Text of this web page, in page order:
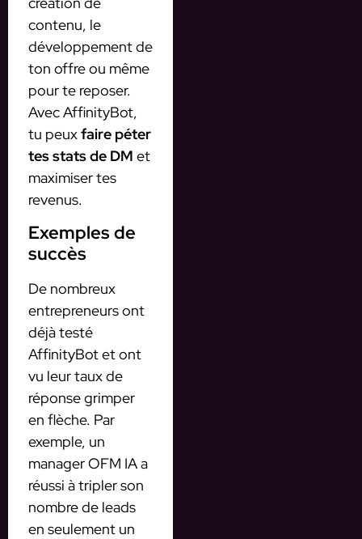
contenu, le
développement de
ton offre ou même
pour te reposer.
Avec AffinityBot,
tu peuxfaire péter
tes stats de DM et
maximiser tes
revenus.
Exemples de
succès
De nombreux
entrepreneurs ont
déjà testé
AffinityBot et ont
vu leur taux de
réponse grimper
en flèche. Par
exemple, un
manager OFM IA a
réussi à tripler son
nombre de leads
en seulement un